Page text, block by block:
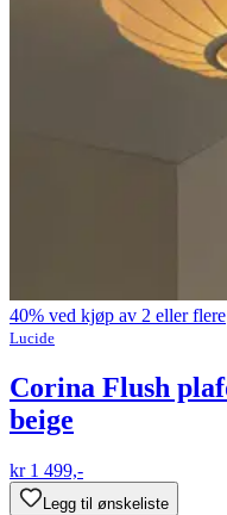
40% ved kjøp av 2 eller flere
Lucide
Corina Flush
beige
kr 1 499,-
Legg til ønskeliste